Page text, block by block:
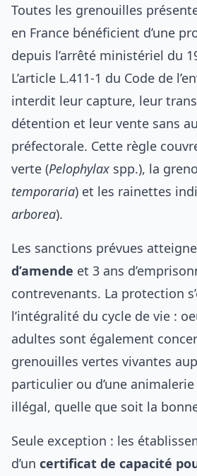
Toutes les grenouilles
en France bénéficient d’une
depuis l’arrêté ministériel du
L’article L.411-1 du Code de
interdit leur capture, leur
détention et leur vente sans
préfectorale. Cette règle
verte (Pelophylax spp.), la
temporaria) et les rainettes
arborea).
Les sanctions prévues
d’amende et 3 ans
contrevenants. La protection
l’intégralité du cycle de vie :
adultes sont également
grenouilles vertes vivantes
particulier ou d’une
illégal, quelle que soit la
Seule exception : les
d’un certificat de capacité